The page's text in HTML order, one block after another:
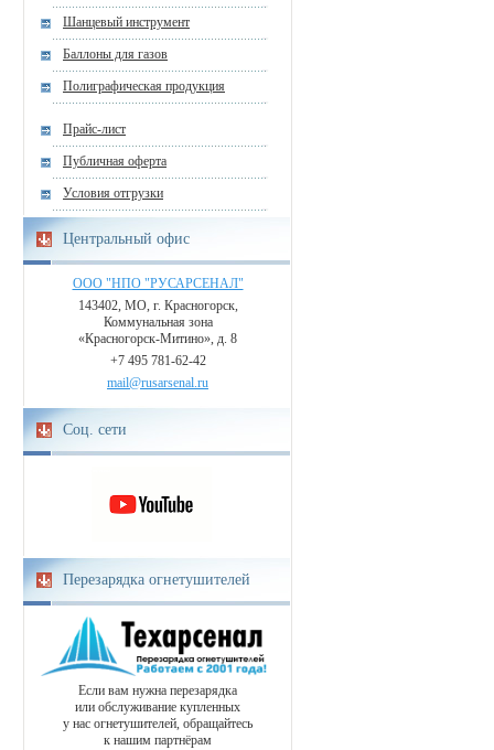
Шанцевый инструмент
Баллоны для газов
Полиграфическая продукция
Прайс-лист
Публичная оферта
Условия отгрузки
Центральный офис
ООО "НПО "РУСАРСЕНАЛ"
143402, МО, г. Красногорск,
Коммунальная зона
«Красногорск-Митино», д. 8
+7 495 781-62-42
mail@rusarsenal.ru
Соц. сети
Перезарядка огнетушителей
Если вам нужна перезарядка
или обслуживание купленных
у нас огнетушителей, обращайтесь
к нашим партнёрам